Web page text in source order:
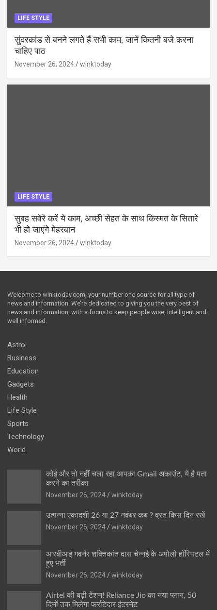
LIFE STYLE
सुंदरकांड से बनने लगते हैं सभी काम, जानें कितनी बजे करना
चाहिए पाठ
November 26, 2024 winktoday
LIFE STYLE
सुबह सवेरे करें ये काम, अच्छी सेहत के साथ किस्मत के सितारे
भी हो जाएंगे मेहरबान
November 26, 2024 winktoday
Welcome to winktoday.com, your number one source for all type of
news and information. We’re dedicated to giving you the very best of
news and information, with a focus to keep people wise, intelligent and
well informed.
Astro
Business
Education
Gadgets
Health
Life Style
Sports
Technology
World
कोई और तो नहीं चला रहा आपका Gmail अकाउंट, ये है पता
करने का तरीका
November 26, 2024
winktoday
उत्पन्ना एकादशी 26 या 27 नवंबर कब ? व्रत किस दिन रखें
November 26, 2024
winktoday
आरबीआई गवर्नर शक्तिकांत दास चेन्नई के अपोलो हॉस्पिटल में
हुए भर्ती
November 26, 2024
winktoday
Airtel की बढ़ी टेंशन! Reliance Jio का नया प्लान, 50
दिनों तक मिलेगा फर्राटेदार इंटरनेट